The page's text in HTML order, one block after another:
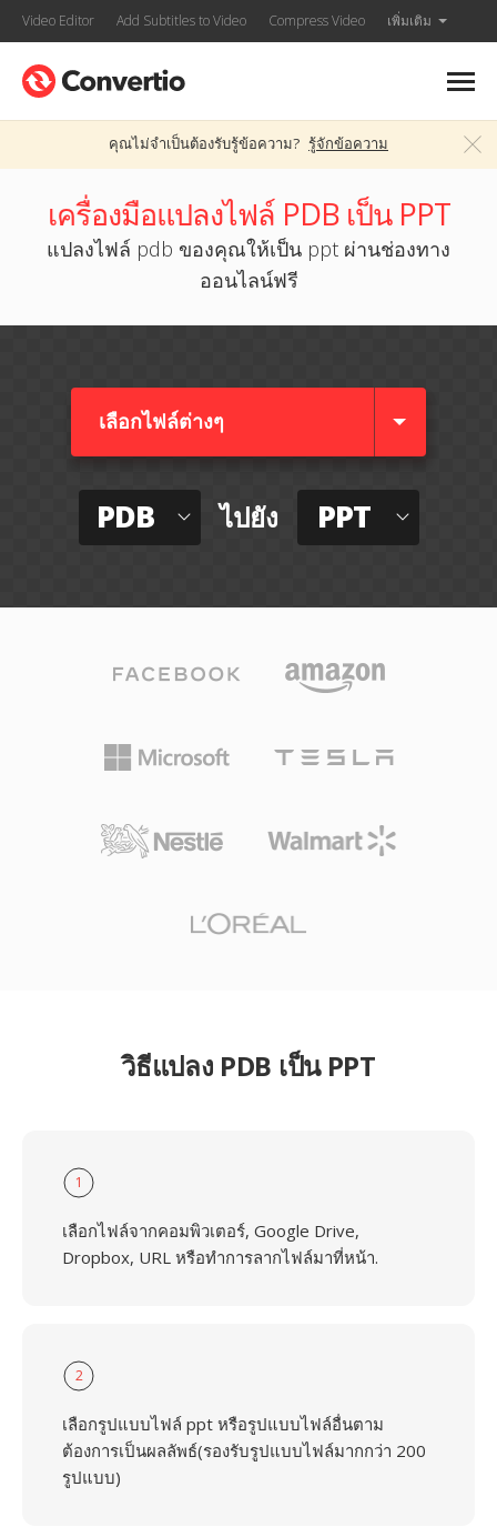
Video Editor Add Subtitles to Video Compress Video เพิ่มเติม
คุณไม่จำเป็นต้องรับรู้ข้อความ? รู้จักข้อความ
เครื่องมือแปลงไฟล์ PDB เป็น PPT
แปลงไฟล์ pdb ของคุณให้เป็น ppt ผ่านช่องทาง
ออนไลน์ฟรี
เลือกไฟล์ต่างๆ​
PDB ไปยัง PPT
วิธีแปลง PDB เป็น PPT
1
เลือกไฟล์จากคอมพิวเตอร์, Google Drive,
Dropbox, URL หรือทำการลากไฟล์มาที่หน้า.
2
เลือกรูปแบบไฟล์ ppt หรือรูปแบบไฟล์อื่นตาม
ต้องการเป็นผลลัพธ์(รองรับรูปแบบไฟล์มากกว่า 200
รูปแบบ)